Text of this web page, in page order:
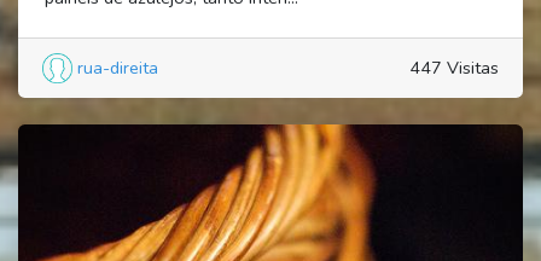
rua-direita 447 Visitas